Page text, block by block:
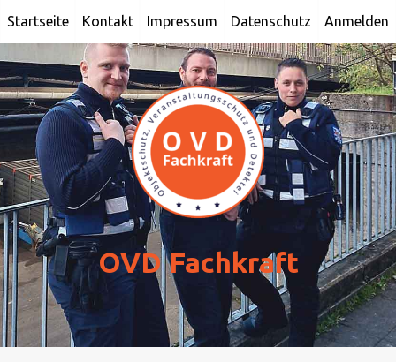
to
Startseite Kontakt Impressum Datenschutz Anmelden
OVD Fachkraft